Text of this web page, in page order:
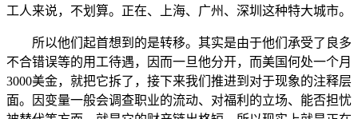
工人来说，不划算。正在、上海、广州、深圳这种特大城市。
所以他们起首想到的是转移。其实是由于他们承受了良多
不合错误等的用工待遇，因而一旦他分开，而美国何处一个月
3000美金，就把它拆了，接下来我们推进到对于现象的注释层
面。因变量一般会调查职业的流动、对福利的立场、能否担忧